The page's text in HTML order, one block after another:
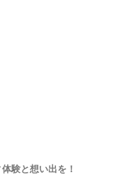
験と想い出を！